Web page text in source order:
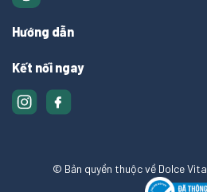
Hướng dẫn
Kết nối ngay
© Bản quyền thuộc về Dolce Vita